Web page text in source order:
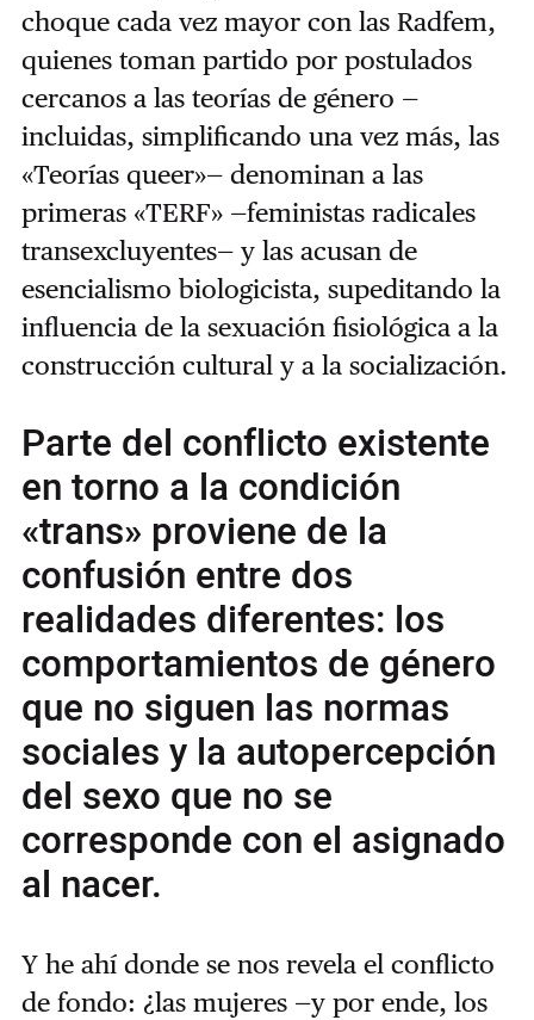
choque cada vez mayor con las Radfem,
quienes toman partido por postulados
cercanos a las teorías de género —
incluidas, simplificando una vez más, las
«Teorías queer»— denominan a las
primeras «TERF» —feministas radicales
transexcluyentes— y las acusan de
esencialismo biologicista, supeditando la
influencia de la sexuación fisiológica a la
construcción cultural y a la socialización.
Parte del conflicto existente
en torno a la condición
«trans» proviene de la
confusión entre dos
realidades diferentes: los
comportamientos de género
que no siguen las normas
sociales y la autopercepción
del sexo que no se
corresponde con el asignado
al nacer.
Y he ahí donde se nos revela el conflicto
de fondo: ¿las mujeres —y por ende, los